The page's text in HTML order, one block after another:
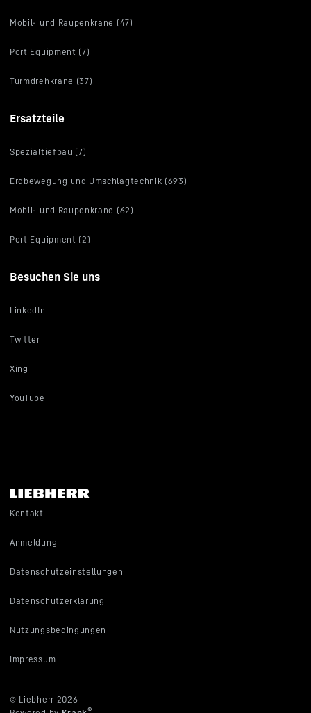
Mobil- und Raupenkrane (47)
Port Equipment (7)
Turmdrehkrane (37)
Ersatzteile
Spezialtiefbau (7)
Erdbewegung und Umschlagtechnik (693)
Mobil- und Raupenkrane (62)
Port Equipment (2)
Besuchen Sie uns
LinkedIn
Twitter
Xing
YouTube
Kontakt
Anmeldung
Datenschutzeinstellungen
Datenschutzerklärung
Nutzungsbedingungen
Impressum
© Liebherr 2026
®